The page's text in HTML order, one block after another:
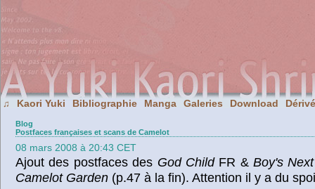
♫ Kaori Yuki Bibliographie Manga Galeries Download
Blog
Postfaces françaises et scans de Camelot
08 mars 2008 à 20:43 CET
Ajout des postfaces des God ChildFR & Boy's
Camelot Garden (p.47 à la fin). Attention il y a du